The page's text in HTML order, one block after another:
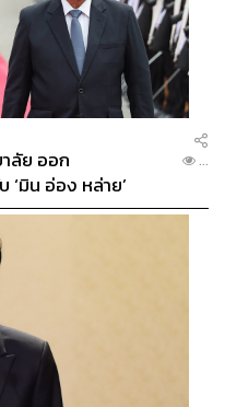
ลัย ออก
มิน อ่อง หล่าย’
...